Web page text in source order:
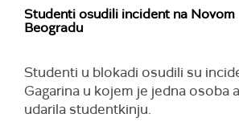
Studenti osudili incident na Novom
Beogradu
Studenti u blokadi osudili su
Gagarina u kojem je jedna osoba
udarila studentkinju.